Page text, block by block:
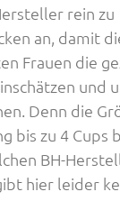
rein zu
an, damit
Frauen die
und
Denn die
bis zu 4 Cups
BH-
hier leider